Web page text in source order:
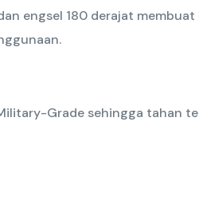
engsel 180 derajat
Grade sehingga tahan